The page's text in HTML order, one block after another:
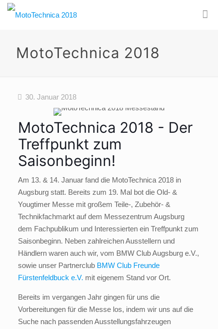
MotoTechnica 2018
30. Januar 2018
MotoTechnica 2018 - Der
Treffpunkt zum
Saisonbeginn!
Am 13. & 14. Januar fand die MotoTechnica 2018 in
Augsburg statt. Bereits zum 19. Mal bot die Old- &
Yougtimer Messe mit großem Teile-, Zubehör- &
Technikfachmarkt auf dem Messezentrum Augsburg
dem Fachpublikum und Interessierten ein Treffpunkt zum
Saisonbeginn. Neben zahlreichen Ausstellern und
Händlern waren auch wir, vom BMW Club Augsburg e.V.,
sowie unser Partnerclub BMW Club Freunde
Fürstenfeldbuck e.V. mit eigenem Stand vor Ort.
Bereits im vergangen Jahr gingen für uns die
Vorbereitungen für die Messe los, indem wir uns auf die
Suche nach passenden Ausstellungsfahrzeugen